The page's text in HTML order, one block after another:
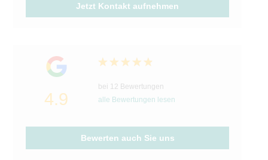
Jetzt Kontakt aufnehmen
4.9
bei 12 Bewertungen
alle Bewertungen lesen
Bewerten auch Sie uns